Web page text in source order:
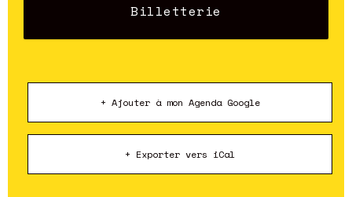
Billetterie
+ Ajouter à mon Agenda Google
+ Exporter vers iCal